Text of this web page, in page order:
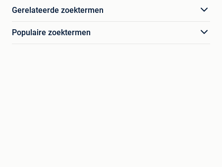
Gerelateerde zoektermen
Populaire zoektermen